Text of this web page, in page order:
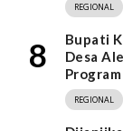
REGIONAL
8
Bupati
Desa
REGIONAL